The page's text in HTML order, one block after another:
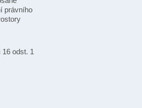
právního
odst. 1